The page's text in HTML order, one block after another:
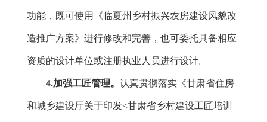
功能，既可使用《临夏州乡村振兴农房建设风貌改
造推广方案》进行修改和完善，也可委托具备相应
资质的设计单位或注册执业人员进行设计。
4.加强工匠管理。认真贯彻落实《甘肃省住房
和城乡建设厅关于印发<甘肃省乡村建设工匠培训